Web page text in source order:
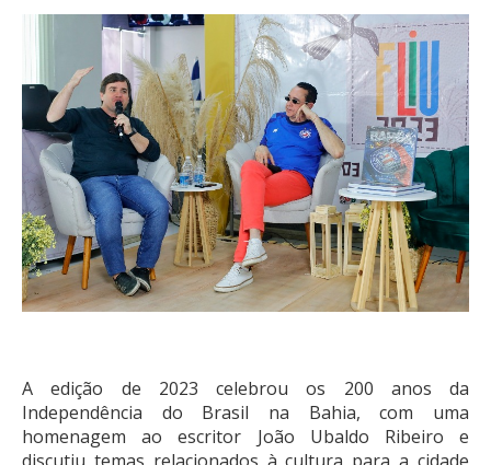
A edição de 2023 celebrou os 200 anos da
Independência do Brasil na Bahia, com uma
homenagem ao escritor João Ubaldo Ribeiro e